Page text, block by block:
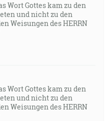
Wort Gottes kam zu den
und nicht zu den
Weisungen des HERRN
Wort Gottes kam zu den
und nicht zu den
Weisungen des HERRN